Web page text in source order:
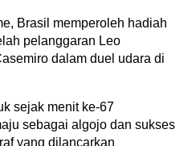
Brasil memperoleh hadiah
pelanggaran Leo
dalam duel udara di
sejak menit ke-67
sebagai algojo dan sukses
yang dilancarkan